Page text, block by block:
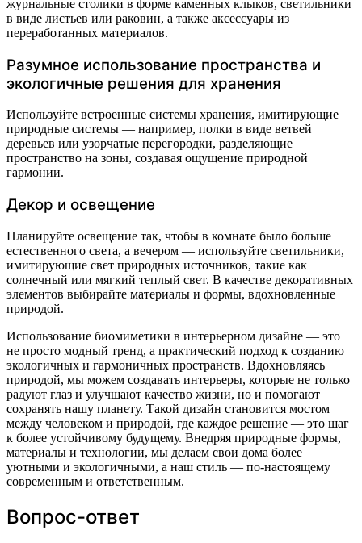
журнальные столики в форме каменных клыков, светильники
в виде листьев или раковин, а также аксессуары из
переработанных материалов.
Разумное использование пространства и
экологичные решения для хранения
Используйте встроенные системы хранения, имитирующие
природные системы — например, полки в виде ветвей
деревьев или узорчатые перегородки, разделяющие
пространство на зоны, создавая ощущение природной
гармонии.
Декор и освещение
Планируйте освещение так, чтобы в комнате было больше
естественного света, а вечером — используйте светильники,
имитирующие свет природных источников, такие как
солнечный или мягкий теплый свет. В качестве декоративных
элементов выбирайте материалы и формы, вдохновленные
природой.
Использование биомиметики в интерьерном дизайне — это
не просто модный тренд, а практический подход к созданию
экологичных и гармоничных пространств. Вдохновляясь
природой, мы можем создавать интерьеры, которые не только
радуют глаз и улучшают качество жизни, но и помогают
сохранять нашу планету. Такой дизайн становится мостом
между человеком и природой, где каждое решение — это шаг
к более устойчивому будущему. Внедряя природные формы,
материалы и технологии, мы делаем свои дома более
уютными и экологичными, а наш стиль — по-настоящему
современным и ответственным.
Вопрос-ответ